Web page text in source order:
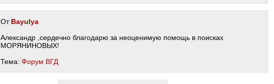
От Bayulya
Александр ,сердечно благодарю за неоценимую помощь в поисках
МОРЯНИНОВЫХ!
Тема: Форум ВГД